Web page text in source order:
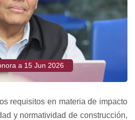
a 15 Jun 2026
requisitos en materia de impacto
y normatividad de construcción,